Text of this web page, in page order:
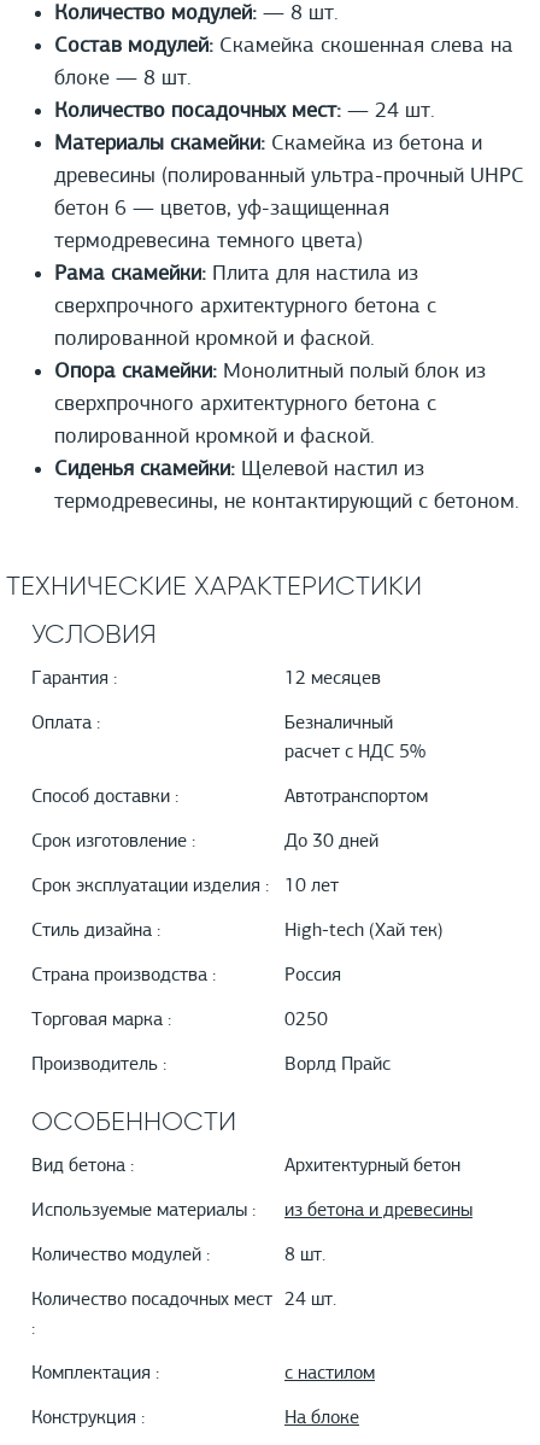
Количество модулей: — 8 шт.
Состав модулей: Скамейка скошенная слева на
блоке — 8 шт.
Количество посадочных мест: — 24 шт.
Материалы скамейки: Скамейка из бетона и
древесины (полированный ультра-прочный UHPС
бетон 6 — цветов, уф-защищенная
термодревесина темного цвета)
Рама скамейки: Плита для настила из
сверхпрочного архитектурного бетона с
полированной кромкой и фаской.
Опора скамейки: Монолитный полый блок из
сверхпрочного архитектурного бетона с
полированной кромкой и фаской.
Сиденья скамейки: Щелевой настил из
термодревесины, не контактирующий с бетоном.
ТЕХНИЧЕСКИЕ ХАРАКТЕРИСТИКИ
УСЛОВИЯ
Гарантия : 12 месяцев
Оплата :
Безналичный
расчет с НДС 5%
Способ доставки : Автотранспортом
Срок изготовление : До 30 дней
Срок эксплуатации изделия : 10 лет
Стиль дизайна : High-tech (Хай тек)
Страна производства : Россия
Торговая марка : 0250
Производитель : Ворлд Прайс
ОСОБЕННОСТИ
Вид бетона : Архитектурный бетон
Используемые материалы : из бетона и древесины
Количество модулей : 8 шт.
Количество посадочных мест
:
24 шт.
Комплектация : с настилом
Конструкция : На блоке